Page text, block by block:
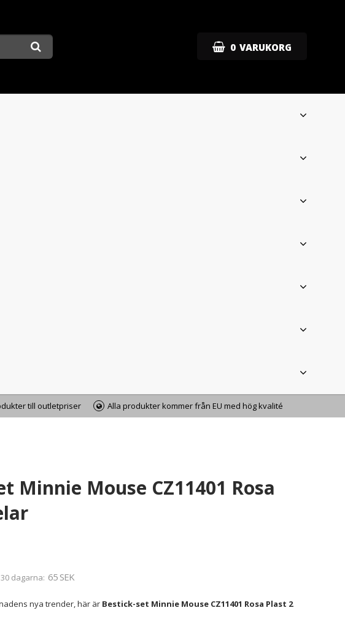
0 VARUKORG
till outletpriser Alla produkter kommer från EU med hög kvalité
Minnie Mouse CZ11401 Rosa
dagarna 65 SEK
nya trender, här är Bestick-set Minnie Mouse CZ11401 Rosa Plast 2